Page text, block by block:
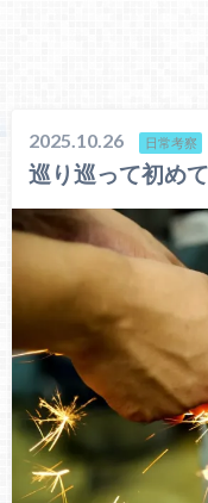
2025.10.26 日常考察
巡り巡って初め